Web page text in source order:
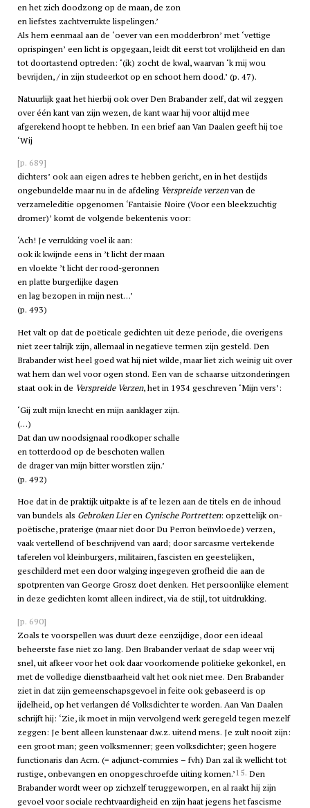
en het zich doodzong op de maan, de zon
en liefstes zachtverrukte lispelingen.’
Als hem eenmaal aan de ‘oever van een modderbron’ met ‘vettige
oprispingen’ een licht is opgegaan, leidt dit eerst tot vrolijkheid en dan
tot doortastend optreden: ‘(ik) zocht de kwal, waarvan ‘k mij wou
bevrijden, / in zijn studeerkot op en schoot hem dood.’ (p. 47).
Natuurlijk gaat het hierbij ook over Den Brabander zelf, dat wil zeggen
over één kant van zijn wezen, de kant waar hij voor altijd mee
afgerekend hoopt te hebben. In een brief aan Van Daalen geeft hij toe
‘Wij
[p. 689]
dichters’ ook aan eigen adres te hebben gericht, en in het destijds
ongebundelde maar nu in de afdeling Verspreide verzenvan de
verzameleditie opgenomen ‘Fantaisie Noire (Voor een bleekzuchtig
dromer)’ komt de volgende bekentenis voor:
‘Ach! Je verrukking voel ik aan:
ook ik kwijnde eens in ’t licht der maan
en vloekte ’t licht der rood-geronnen
en platte burgerlijke dagen
en lag bezopen in mijn nest…’
(p. 493)
Het valt op dat de poëticale gedichten uit deze periode, die overigens
niet zeer talrijk zijn, allemaal in negatieve termen zijn gesteld. Den
Brabander wist heel goed wat hij niet wilde, maar liet zich weinig uit over
wat hem dan wel voor ogen stond. Een van de schaarse uitzonderingen
staat ook in de Verspreide Verzen, het in 1934 geschreven ‘Mijn vers’:
‘Gij zult mijn knecht en mijn aanklager zijn.
(…)
Dat dan uw noodsignaal roodkoper schalle
en totterdood op de beschoten wallen
de drager van mijn bitter worstlen zijn.’
(p. 492)
Hoe dat in de praktijk uitpakte is af te lezen aan de titels en de inhoud
van bundels als Gebroken Lieren Cynische Portretten: opzettelijk on-
poëtische, praterige (maar niet door Du Perron beïnvloede) verzen,
vaak vertellend of beschrijvend van aard; door sarcasme vertekende
taferelen vol kleinburgers, militairen, fascisten en geestelijken,
geschilderd met een door walging ingegeven grofheid die aan de
spotprenten van George Grosz doet denken. Het persoonlijke element
in deze gedichten komt alleen indirect, via de stijl, tot uitdrukking.
[p. 690]
Zoals te voorspellen was duurt deze eenzijdige, door een ideaal
beheerste fase niet zo lang. Den Brabander verlaat de sdap weer vrij
snel, uit afkeer voor het ook daar voorkomende politieke gekonkel, en
met de volledige dienstbaarheid valt het ook niet mee. Den Brabander
ziet in dat zijn gemeenschapsgevoel in feite ook gebaseerd is op
ijdelheid, op het verlangen dé Volksdichter te worden. Aan Van Daalen
schrijft hij: ‘Zie, ik moet in mijn vervolgend werk geregeld tegen mezelf
zeggen: Je bent alleen kunstenaar d.w.z. uitend mens. Je zult nooit zijn:
een groot man; geen volksmenner; geen volksdichter; geen hogere
functionaris dan Acm. (= adjunct-commies – fvh) Dan zal ik wellicht tot
rustige, onbevangen en onopgeschroefde uiting komen.’15. Den
Brabander wordt weer op zichzelf teruggeworpen, en al raakt hij zijn
gevoel voor sociale rechtvaardigheid en zijn haat jegens het fascisme